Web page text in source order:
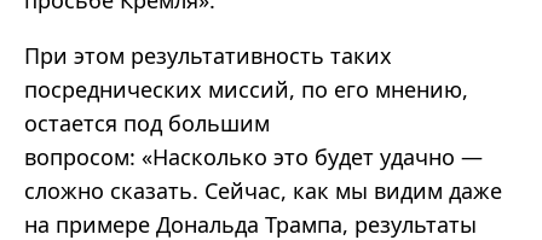
При этом результативность таких
посреднических миссий, по его мнению,
остается под большим
вопросом: «Насколько это будет удачно —
сложно сказать. Сейчас, как мы видим даже
на примере Дональда Трампа, результаты